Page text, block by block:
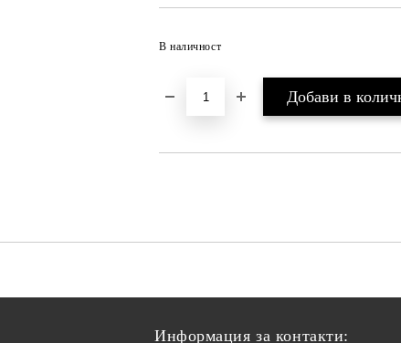
В наличност
Информация за контакти: